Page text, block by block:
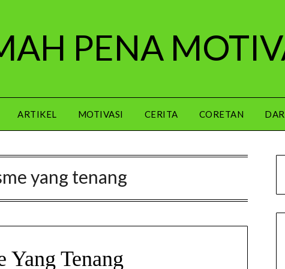
PENA
ARTIKEL MOTIVASI CERITA CORETAN
yang tenang
Yang Tenang